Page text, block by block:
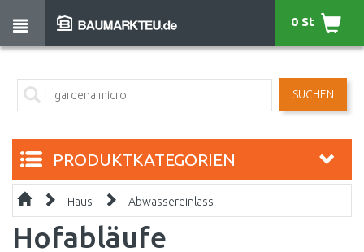
SUCHEN
0 St
PRODUKTKATEGORIEN
Haus Abwassereinlass
Hofabläufe